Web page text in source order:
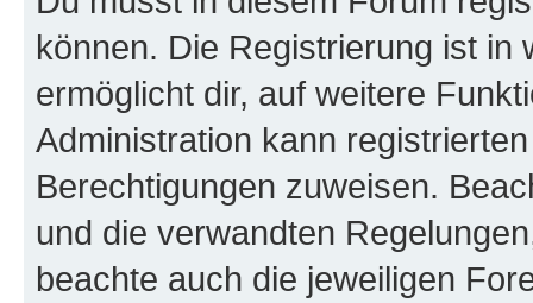
können. Die Registrierung ist in
ermöglicht dir, auf weitere
Administration kann
Berechtigungen zuweisen.
und die verwandten
beachte auch die jeweiligen